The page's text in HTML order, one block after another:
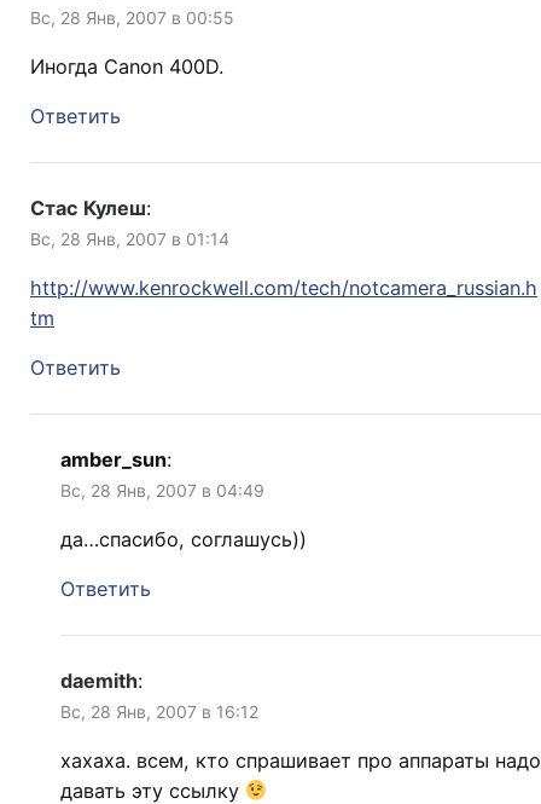
Вс, 28 Янв, 2007 в 00:55
Иногда Canon 400D.
Ответить
Стас Кулеш:
Вс, 28 Янв, 2007 в 01:14
http://www.kenrockwell.com/tech/notcamera_russian.h
tm
Ответить
amber_sun:
Вс, 28 Янв, 2007 в 04:49
да…спасибо, соглашусь))
Ответить
daemith:
Вс, 28 Янв, 2007 в 16:12
хахаха. всем, кто спрашивает про аппараты надо
давать эту ссылку